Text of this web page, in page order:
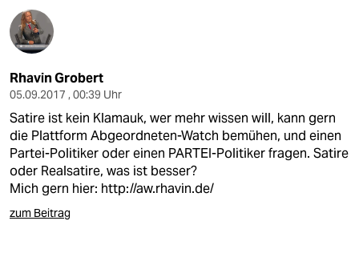
Rhavin Grobert
05.09.2017 , 00:39 Uhr
Satire ist kein Klamauk, wer mehr wissen will, kann gern
die Plattform Abgeordneten-Watch bemühen, und einen
Partei-Politiker oder einen PARTEI-Politiker fragen. Satire
oder Realsatire, was ist besser?
Mich gern hier: http://aw.rhavin.de/
zum Beitrag